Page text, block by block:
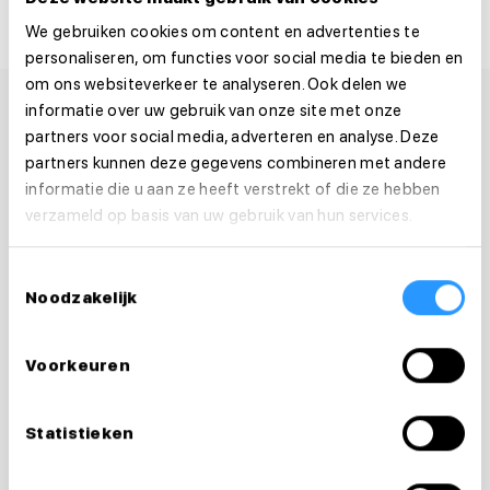
We gebruiken cookies om content en advertenties te
personaliseren, om functies voor social media te bieden en
om ons websiteverkeer te analyseren. Ook delen we
informatie over uw gebruik van onze site met onze
partners voor social media, adverteren en analyse. Deze
partners kunnen deze gegevens combineren met andere
informatie die u aan ze heeft verstrekt of die ze hebben
verzameld op basis van uw gebruik van hun services.
Noodzakelijk
Voorkeuren
Statistieken
Vragen over je